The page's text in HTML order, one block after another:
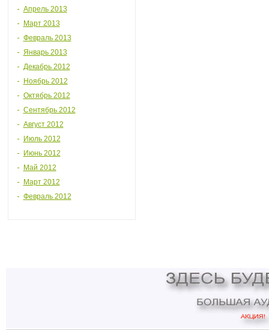
Апрель 2013
Март 2013
Февраль 2013
Январь 2013
Декабрь 2012
Ноябрь 2012
Октябрь 2012
Сентябрь 2012
Август 2012
Июль 2012
Июнь 2012
Май 2012
Март 2012
Февраль 2012